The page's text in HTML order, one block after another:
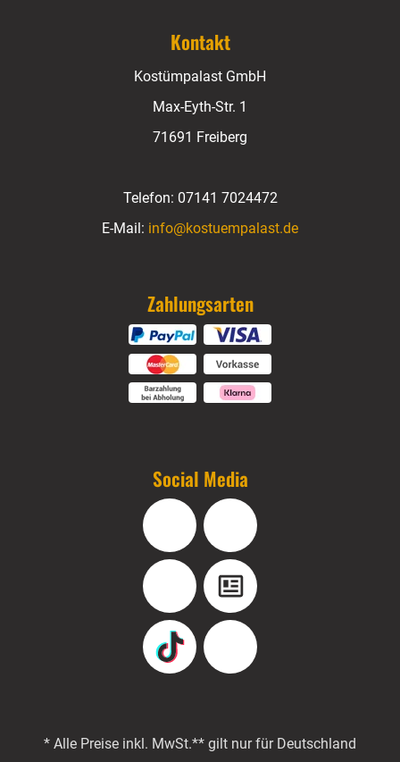
Kontakt
Kostümpalast GmbH
Max-Eyth-Str. 1
71691 Freiberg
Telefon: 07141 7024472
E-Mail: info@kostuempalast.de
Zahlungsarten
Social Media
Facebook Instagram
YouTube Blog
TikTok Pinterest
* Alle Preise inkl. MwSt.** gilt nur für Deutschland